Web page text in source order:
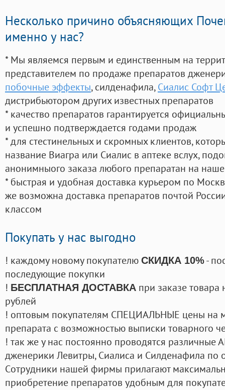
Несколько причино объясняющих
именно у нас?
* Мы являемся первым и единственным на
представителем по продаже препаратов
побочные эффекты, силденафила, Сиалис Софт
дистрибьютором других известных препаратов
* качество препаратов гарантируется
и успешно подтверждается годами продаж
* для стестинельных и скромных клиентов,
название Виагра или Сиалис в аптеке вслух,
анонимныого заказа любого препаратан на
* быстрая и удобная доставка курьером по
же возможна доставка препаратов почтой
классом
Покупать у нас выгодно
! каждому новому покупателю СКИДКА 10%-
последующие покупки
! БЕСПЛАТНАЯ ДОСТАВКА при заказе
рублей
! оптовым покупателям СПЕЦИАЛЬНЫЕ цены на
препарата с возможностью выписки товарного
! так же у нас постоянно проводятся
дженерики Левитры, Сиалиса и Силденафила по
Cотрудники нашей фирмы прилагают
приобретение препаратов удобным для